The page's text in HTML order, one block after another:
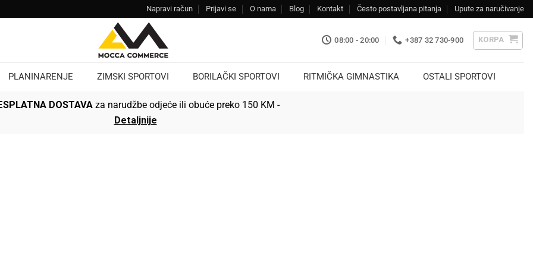
Napravi račun Prijavi se O nama Blog Kontakt Često postavljana pitanja Upute za naručivanje
08:00 - 20:00 +387 32 730-900 KORPA
PLANINARENJE ZIMSKI SPORTOVI BORILAČKI SPORTOVI RITMIČKA GIMNASTIKA OSTALI SPORTOVI
DOSTAVA za narudžbe odjeće ili obuće preko 150 KM -
Detaljnije